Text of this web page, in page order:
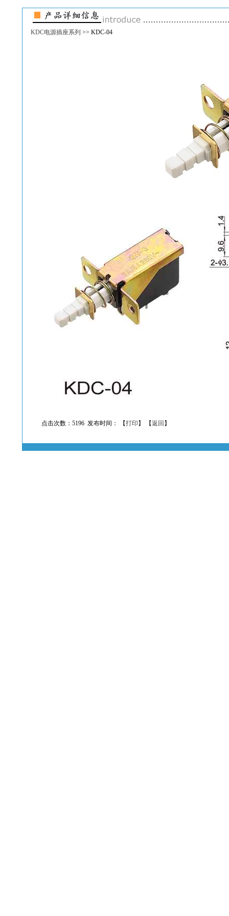
KDC电源插座系列 >> KDC-04
点击次数：5196 发布时间： 【打印 】 【返回 】